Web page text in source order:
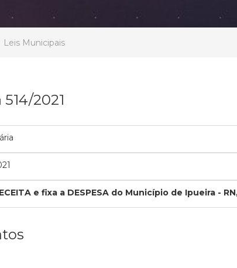
Leis Municipais
2021
e fixa a DESPESA do Município de Ipueira -